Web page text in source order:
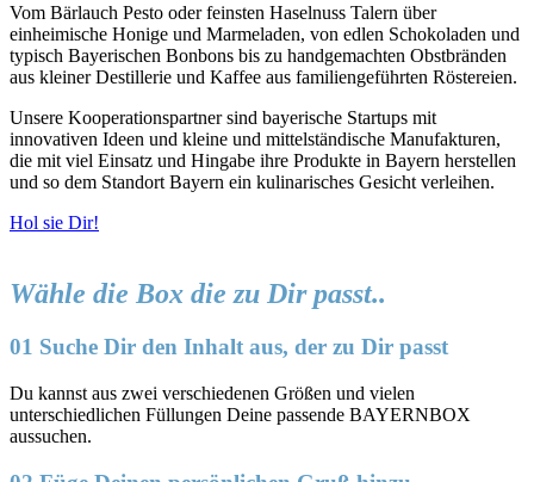
Vom Bärlauch Pesto oder feinsten Haselnuss Talern über
einheimische Honige und Marmeladen, von edlen Schokoladen und
typisch Bayerischen Bonbons bis zu handgemachten Obstbränden
aus kleiner Destillerie und Kaffee aus familiengeführten Röstereien.
Unsere Kooperationspartner sind bayerische Startups mit
innovativen Ideen und kleine und mittelständische Manufakturen,
die mit viel Einsatz und Hingabe ihre Produkte in Bayern herstellen
und so dem Standort Bayern ein kulinarisches Gesicht verleihen.
Hol sie Dir!
Wähle die Box die zu Dir passt..
01 Suche Dir den Inhalt aus, der zu Dir passt
Du kannst aus zwei verschiedenen Größen und vielen
unterschiedlichen Füllungen Deine passende BAYERNBOX
aussuchen.